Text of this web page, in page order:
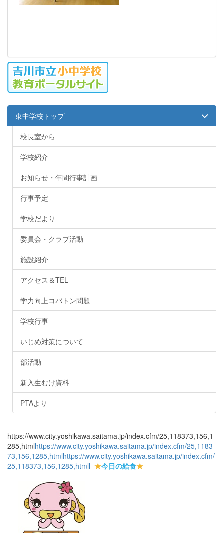
東中学校トップ
校長室から
学校紹介
お知らせ・年間行事計画
行事予定
学校だより
委員会・クラブ活動
施設紹介
アクセス＆TEL
学力向上コバトン問題
学校行事
いじめ対策について
部活動
新入生むけ資料
PTAより
https://www.city.yoshikawa.saitama.jp/index.cfm/25,118373,156,1
285,htmlhttps://www.city.yoshikawa.saitama.jp/index.cfm/25,1183
73,156,1285,htmlhttps://www.city.yoshikawa.saitama.jp/index.cfm/
25,118373,156,1285,htmll ★今日の給食★